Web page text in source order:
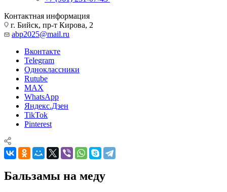
Контактная информация
г. Бийск, пр-т Кирова, 2
abp2025@mail.ru
Вконтакте
Telegram
Одноклассники
Rutube
MAX
WhatsApp
Яндекс.Дзен
TikTok
Pinterest
Бальзамы на меду